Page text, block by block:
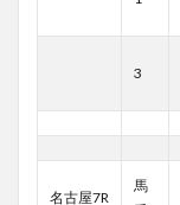
3
名古屋7R
馬